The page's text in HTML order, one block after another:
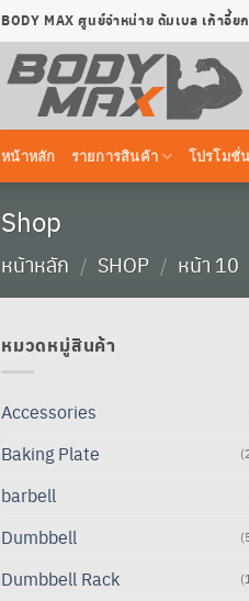
BODY MAX ศูนย์จำหน่าย ดัมเบล เก้าอี้
หน้าหลัก รายการสินค้า โปรโมชั่น
Shop
หน้าหลัก / SHOP / หน้า 10
หมวดหมู่สินค้า
Accessories
Baking Plate
barbell
Dumbbell
Dumbbell Rack